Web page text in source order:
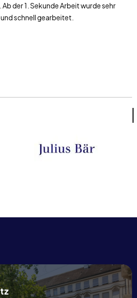
Sekunde Arbeit wurde sehr
gearbeitet.